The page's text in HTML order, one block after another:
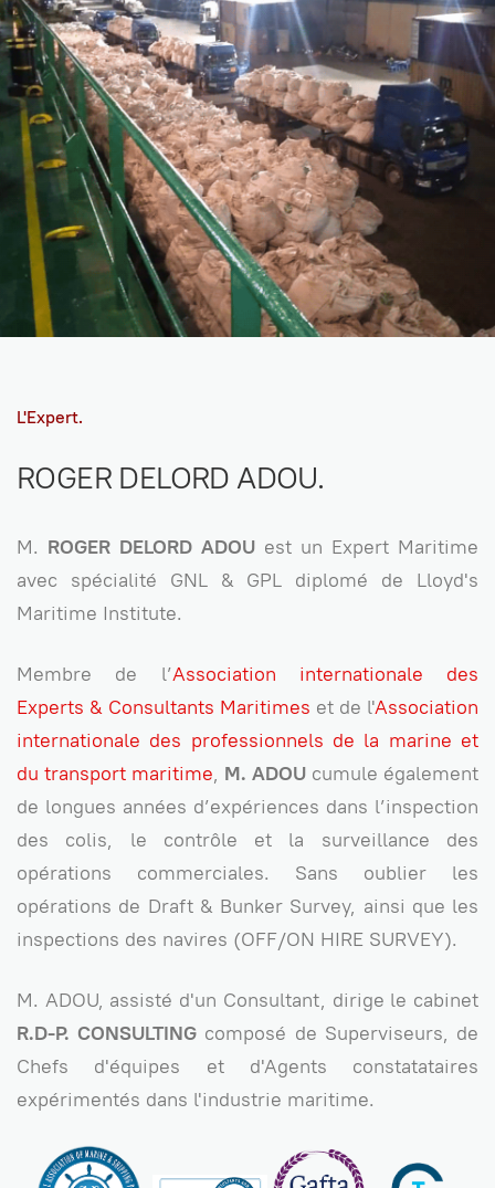
L'Expert.
ROGER DELORD ADOU.
M. ROGER DELORD ADOU est un Expert Maritime
avec spécialité GNL & GPL diplomé de Lloyd's
Maritime Institute.
Membre de l’Association internationale des
Experts & Consultants Maritimes et de l'Association
internationale des professionnels de la marine et
du transport maritime, M. ADOU cumule également
de longues années d’expériences dans l’inspection
des colis, le contrôle et la surveillance des
opérations commerciales. Sans oublier les
opérations de Draft & Bunker Survey, ainsi que les
inspections des navires (OFF/ON HIRE SURVEY).
M. ADOU, assisté d'un Consultant, dirige le cabinet
R.D-P. CONSULTING composé de Superviseurs, de
Chefs d'équipes et d'Agents constatataires
expérimentés dans l'industrie maritime.